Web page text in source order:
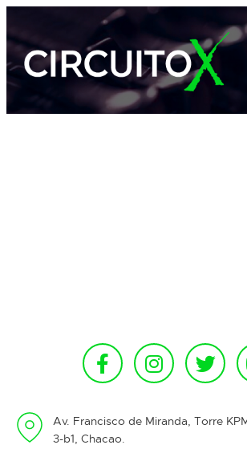
Av. Francisco de Miranda, Torre
3-b1, Chacao.